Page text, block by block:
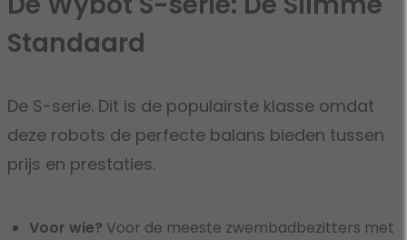
Standaard
De S-serie. Dit is de populairste klasse omdat
deze robots de perfecte balans bieden tussen
prijs en prestaties.
Voor wie? Voor de meeste zwembadbezitters met